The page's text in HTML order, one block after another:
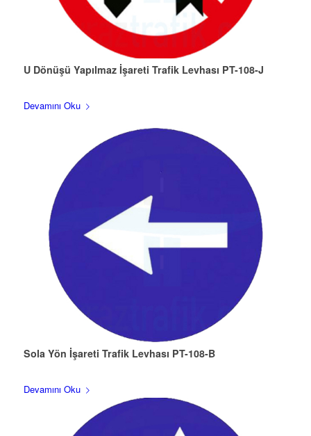
U Dönüşü Yapılmaz İşareti Trafik Levhası PT-108-J
Devamını Oku
Sola Yön İşareti Trafik Levhası PT-108-B
Devamını Oku